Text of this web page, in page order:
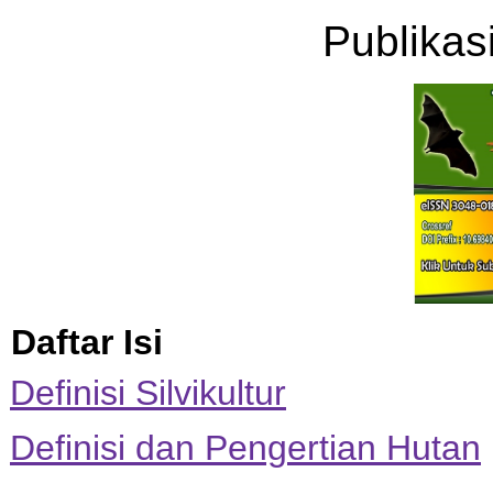
Daftar Isi
Definisi Silvikultur
Definisi dan Pengertian Hutan